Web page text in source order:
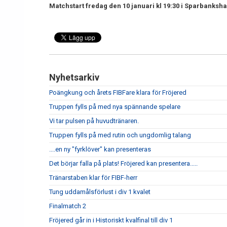
Matchstart fredag den 10 januari kl 19:30 i
Nyhetsarkiv
Poängkung och årets FIBFare klara för Fröjered
Truppen fylls på med nya spännande spelare
Vi tar pulsen på huvudtränaren.
Truppen fylls på med rutin och ungdomlig talang
....en ny "fyrklöver" kan presenteras
Det börjar falla på plats! Fröjered kan presentera.....
Tränarstaben klar för FIBF-herr
Tung uddamålsförlust i div 1 kvalet
Finalmatch 2
Fröjered går in i Historiskt kvalfinal till div 1